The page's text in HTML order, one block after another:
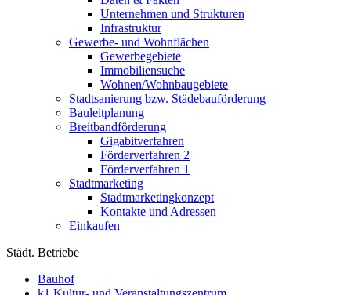
Unternehmen und Strukturen
Infrastruktur
Gewerbe- und Wohnflächen
Gewerbegebiete
Immobiliensuche
Wohnen/Wohnbaugebiete
Stadtsanierung bzw. Städebauförderung
Bauleitplanung
Breitbandförderung
Gigabitverfahren
Förderverfahren 2
Förderverfahren 1
Stadtmarketing
Stadtmarketingkonzept
Kontakte und Adressen
Einkaufen
Städt. Betriebe
Bauhof